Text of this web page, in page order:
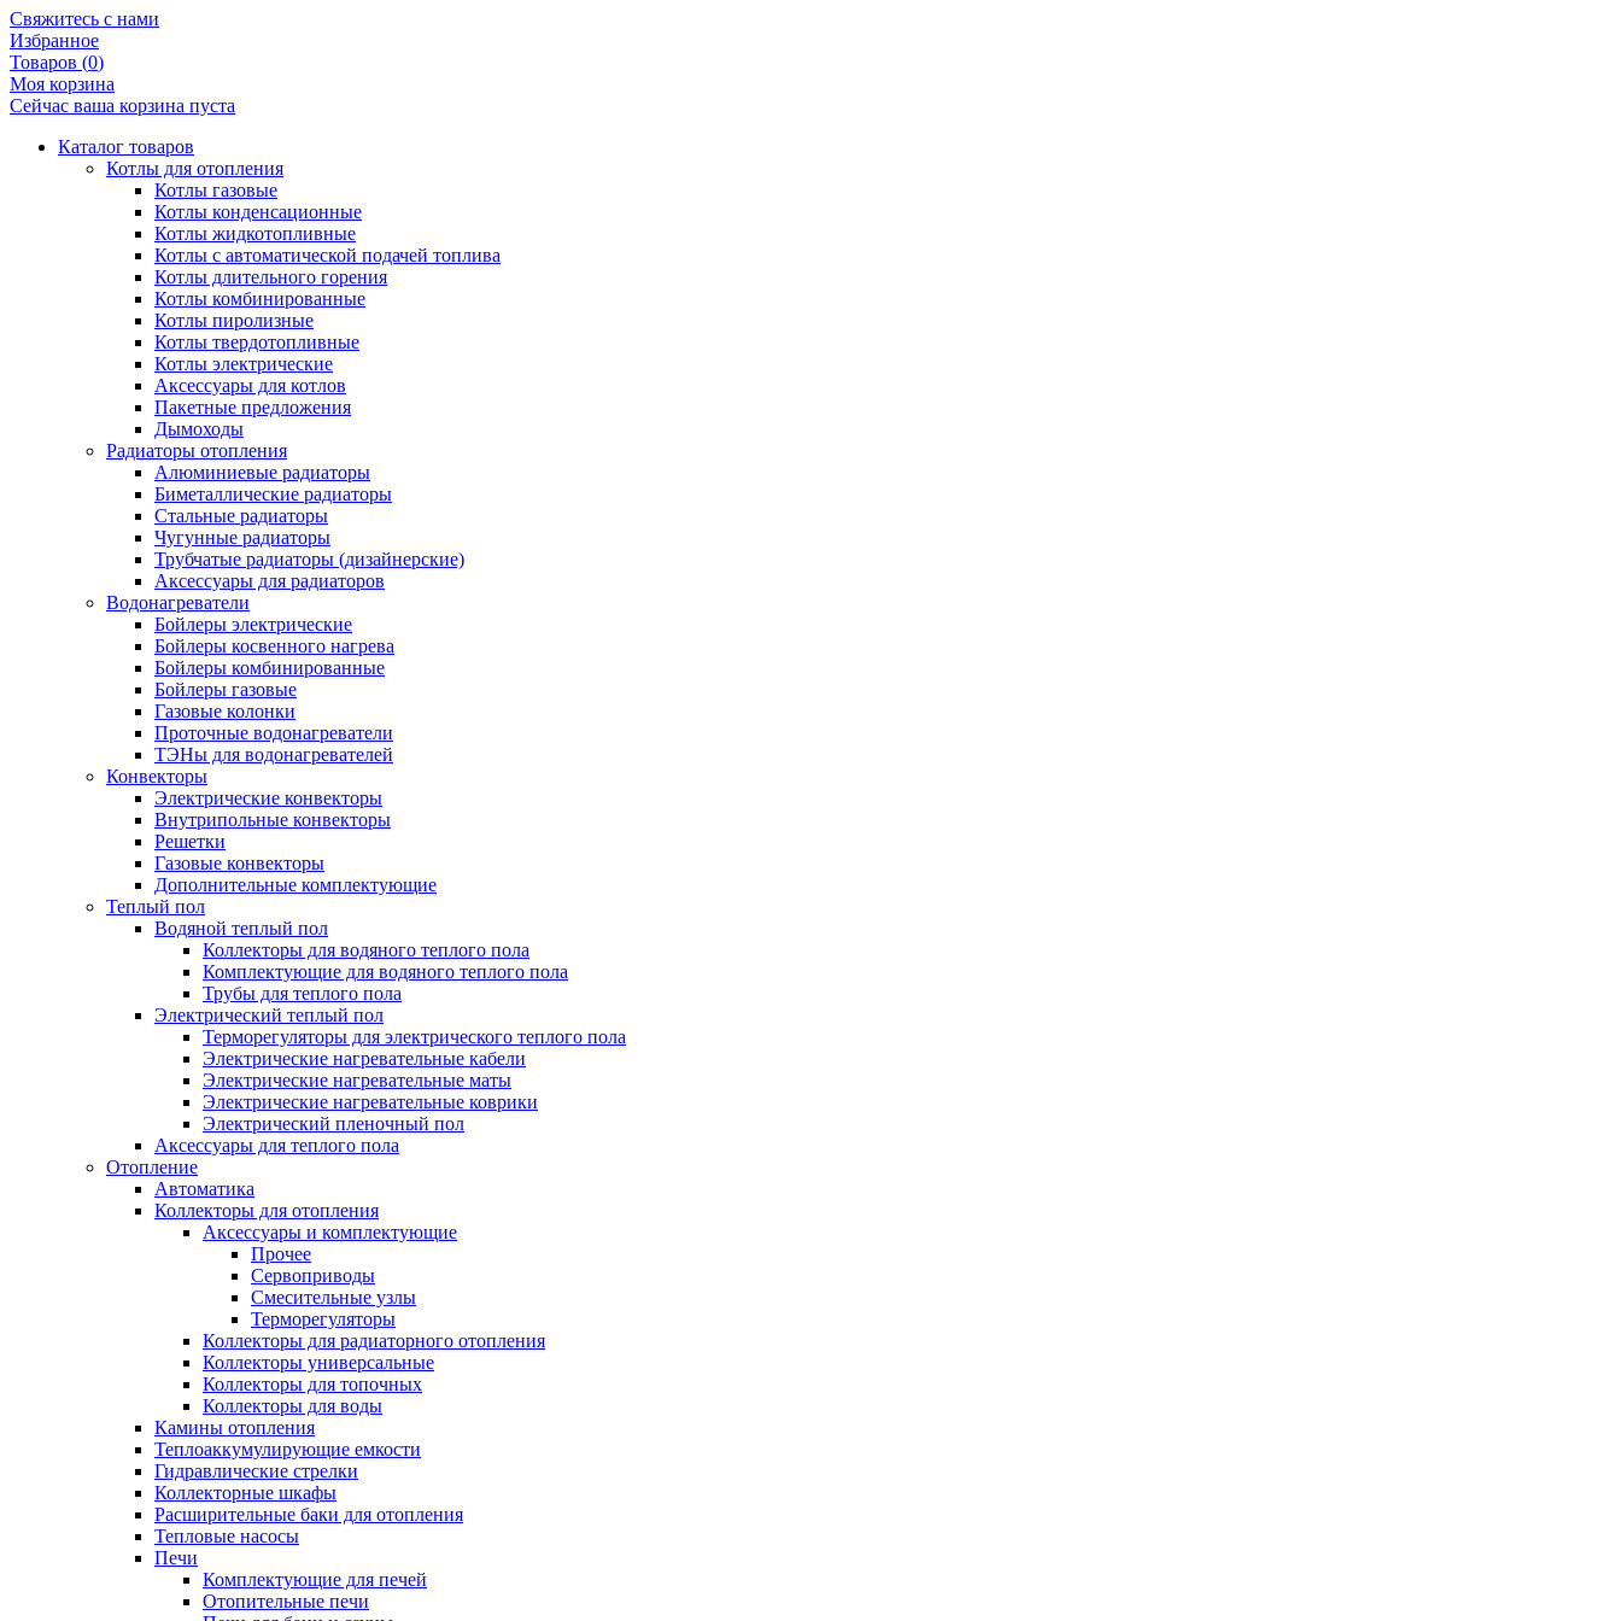
Свяжитесь с нами
Избранное
Товаров (0)
Моя корзина
Сейчас ваша корзина пуста
Каталог товаров
Котлы для отопления
Котлы газовые
Котлы конденсационные
Котлы жидкотопливные
Котлы с автоматической подачей топлива
Котлы длительного горения
Котлы комбинированные
Котлы пиролизные
Котлы твердотопливные
Котлы электрические
Аксессуары для котлов
Пакетные предложения
Дымоходы
Радиаторы отопления
Алюминиевые радиаторы
Биметаллические радиаторы
Стальные радиаторы
Чугунные радиаторы
Трубчатые радиаторы (дизайнерские)
Аксессуары для радиаторов
Водонагреватели
Бойлеры электрические
Бойлеры косвенного нагрева
Бойлеры комбинированные
Бойлеры газовые
Газовые колонки
Проточные водонагреватели
ТЭНы для водонагревателей
Конвекторы
Электрические конвекторы
Внутрипольные конвекторы
Решетки
Газовые конвекторы
Дополнительные комплектующие
Теплый пол
Водяной теплый пол
Коллекторы для водяного теплого пола
Комплектующие для водяного теплого пола
Трубы для теплого пола
Электрический теплый пол
Терморегуляторы для электрического теплого пола
Электрические нагревательные кабели
Электрические нагревательные маты
Электрические нагревательные коврики
Электрический пленочный пол
Аксессуары для теплого пола
Отопление
Автоматика
Коллекторы для отопления
Аксессуары и комплектующие
Прочее
Сервоприводы
Смесительные узлы
Терморегуляторы
Коллекторы для радиаторного отопления
Коллекторы универсальные
Коллекторы для топочных
Коллекторы для воды
Камины отопления
Теплоаккумулирующие емкости
Гидравлические стрелки
Коллекторные шкафы
Расширительные баки для отопления
Тепловые насосы
Печи
Комплектующие для печей
Отопительные печи